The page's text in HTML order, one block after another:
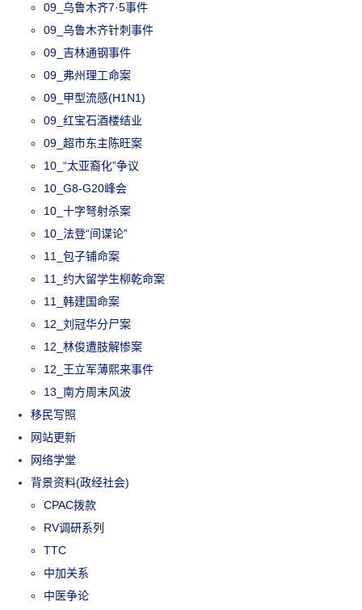
09_乌鲁木齐7·5事件
09_乌鲁木齐针刺事件
09_吉林通钢事件
09_弗州理工命案
09_甲型流感(H1N1)
09_红宝石酒楼结业
09_超市东主陈旺案
10_“太亚裔化”争议
10_G8-G20峰会
10_十字弩射杀案
10_法登“间谍论”
11_包子铺命案
11_约大留学生柳乾命案
11_韩建国命案
12_刘冠华分尸案
12_林俊遭肢解惨案
12_王立军薄熙来事件
13_南方周末风波
移民写照
网站更新
网络学堂
背景资料(政经社会)
CPAC拨款
RV调研系列
TTC
中加关系
中医争论